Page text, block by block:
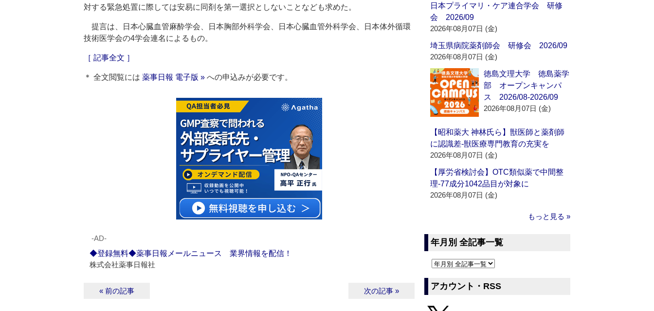
対する緊急処置に際しては安易に同剤を第一選択としないことなども求めた。
提言は、日本心臓血管麻酔学会、日本胸部外科学会、日本心臓血管外科学会、日本体外循環
技術医学会の4学会連名によるもの。
［ 記事全文 ］
＊ 全文閲覧には 薬事日報 電子版 » への申込みが必要です。
‐AD‐
◆登録無料◆薬事日報メールニュース 業界情報を配信！
株式会社薬事日報社
« 前の記事 次の記事 »
日本プライマリ・ケア連合学会 研修
会 2026/09
2026年08月07日 (金)
埼玉県病院薬剤師会 研修会 2026/09
2026年08月07日 (金)
徳島文理大学 徳島薬学
部 オープンキャンパ
ス 2026/08-2026/09
2026年08月07日 (金)
【昭和薬大 神林氏ら】獣医師と薬剤師
に認識差‐獣医療専門教育の充実を
2026年08月07日 (金)
【厚労省検討会】OTC類似薬で中間整
理‐77成分1042品目が対象に
2026年08月07日 (金)
もっと見る »
年月別 全記事一覧
アカウント・RSS